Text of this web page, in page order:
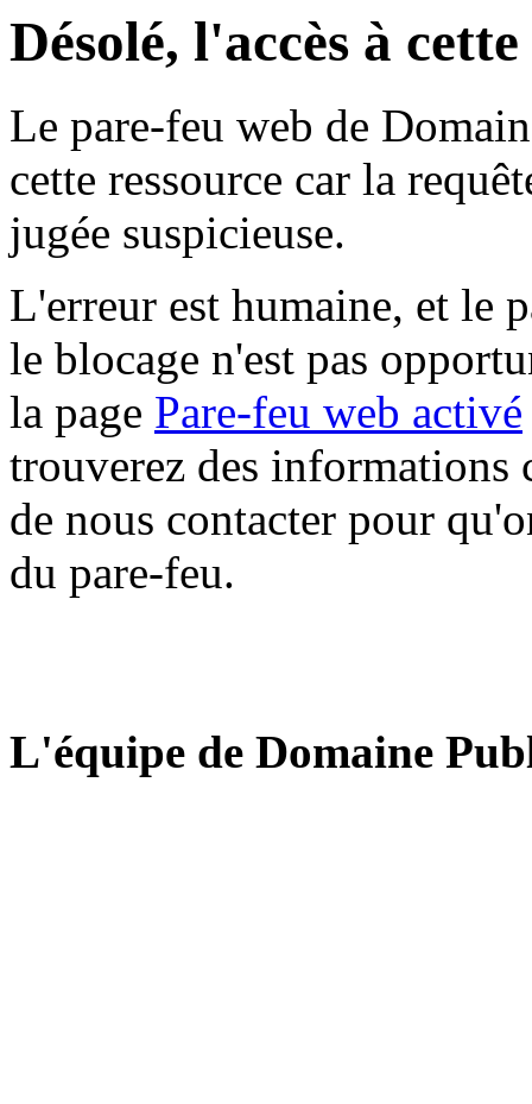
Désolé, l'accès à
Le pare-feu web de
cette ressource car la
jugée suspicieuse.
L'erreur est humaine, et le
le blocage n'est pas
la page Pare-feu web activé
trouverez des informations
de nous contacter pour
du pare-feu.
L'équipe de Domaine